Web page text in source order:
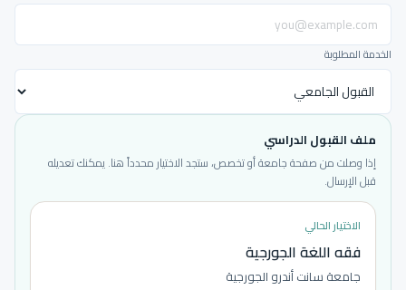
الخدمة المطلوبة
ملف القبول الدراسي
إذا وصلت من صفحة جامعة أو تخصص، ستجد الاختيار محدداً هنا. يمكنك تعديله
قبل الإرسال.
الاختيار الحالي
فقه اللغة الجورجية
جامعة سانت أندرو الجورجية